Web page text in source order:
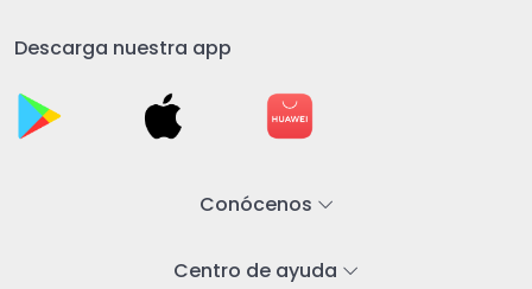
Descarga nuestra app
Conócenos
Centro de ayuda